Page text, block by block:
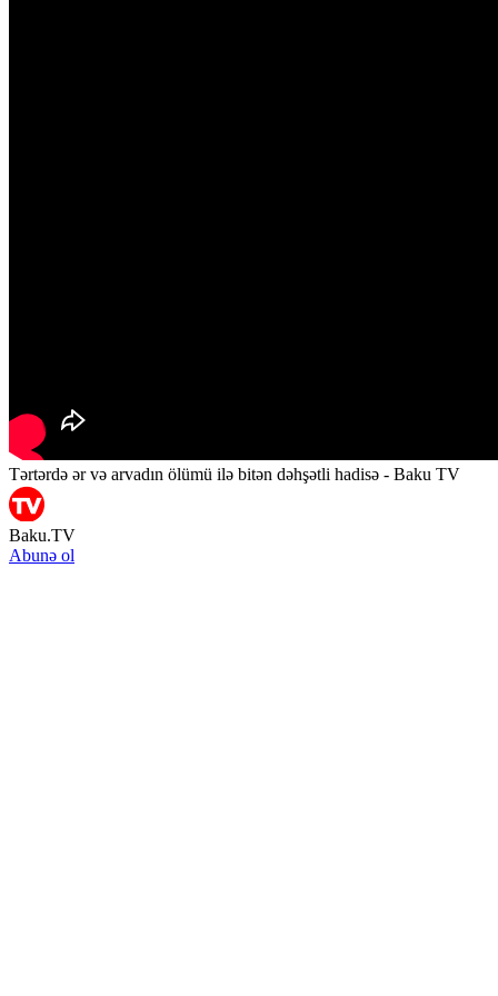
Tərtərdə ər və arvadın ölümü ilə bitən dəhşətli hadisə - Baku TV
Baku.TV
Abunə ol